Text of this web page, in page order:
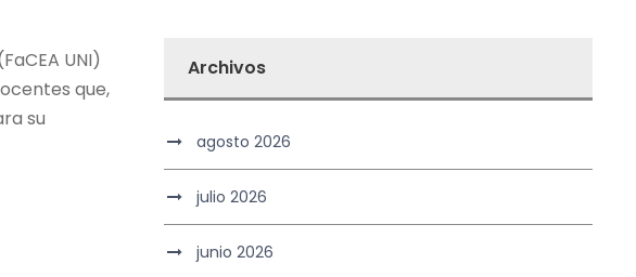
UNI)
que,
su
Archivos
agosto 2026
julio 2026
junio 2026